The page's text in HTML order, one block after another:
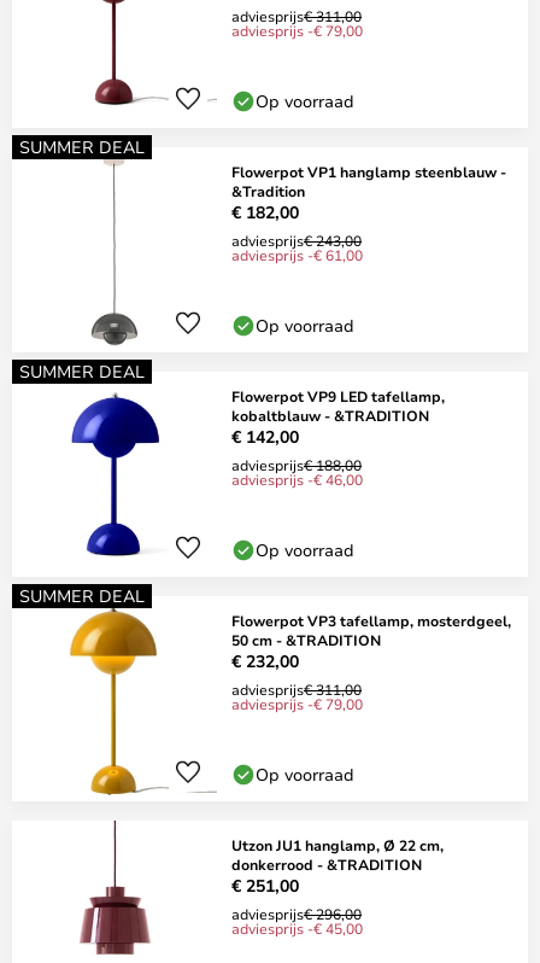
adviesprijs€ 311,00
adviesprijs -€ 79,00
Op voorraad
SUMMER DEAL
Flowerpot VP1 hanglamp steenblauw -
&Tradition
€ 182,00
adviesprijs€ 243,00
adviesprijs -€ 61,00
Op voorraad
SUMMER DEAL
Flowerpot VP9 LED tafellamp,
kobaltblauw - &TRADITION
€ 142,00
adviesprijs€ 188,00
adviesprijs -€ 46,00
Op voorraad
SUMMER DEAL
Flowerpot VP3 tafellamp, mosterdgeel,
50 cm - &TRADITION
€ 232,00
adviesprijs€ 311,00
adviesprijs -€ 79,00
Op voorraad
Utzon JU1 hanglamp, Ø 22 cm,
donkerrood - &TRADITION
€ 251,00
adviesprijs€ 296,00
adviesprijs -€ 45,00